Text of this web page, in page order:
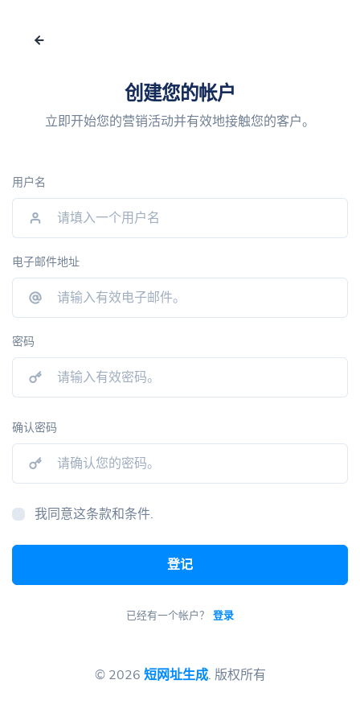
创建您的帐户
立即开始您的营销活动并有效地接触您的客户。
用户名
电子邮件地址
密码
确认密码
我同意这条款和条件.
登记
已经有一个帐户？ 登录
© 2026 短网址生成. 版权所有